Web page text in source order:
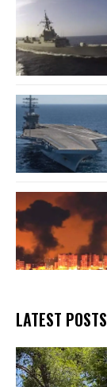
LATEST POSTS